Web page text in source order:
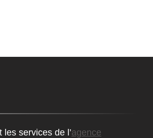
les services de l’agence